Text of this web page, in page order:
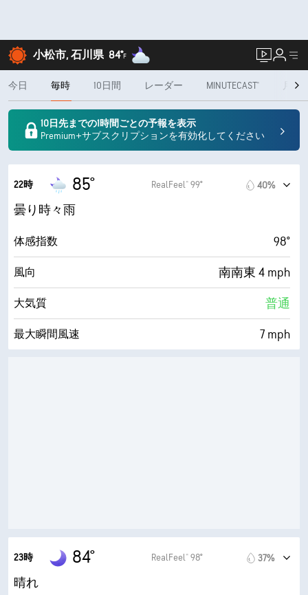
小松市, 石川県 84°F
今日 毎時 10日間 レーダー MINUTECAST® 月間
10日先までの1時間ごとの予報を表示
Premium+サブスクリプションを有効化してください
22時 85° RealFeel® 99° 40%
曇り時々雨
体感指数 98°
風向 南南東 4 mph
大気質 普通
最大瞬間風速 7 mph
23時 84° RealFeel® 98° 37%
晴れ